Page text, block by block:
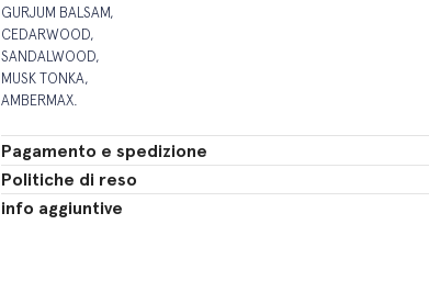
GURJUM BALSAM,
CEDARWOOD,
SANDALWOOD,
MUSK TONKA,
AMBERMAX.
Pagamento e spedizione
Politiche di reso
info aggiuntive